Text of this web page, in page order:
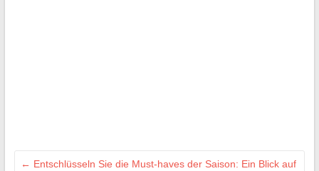
← Entschlüsseln Sie die Must-haves der Saison: Ein Blick auf